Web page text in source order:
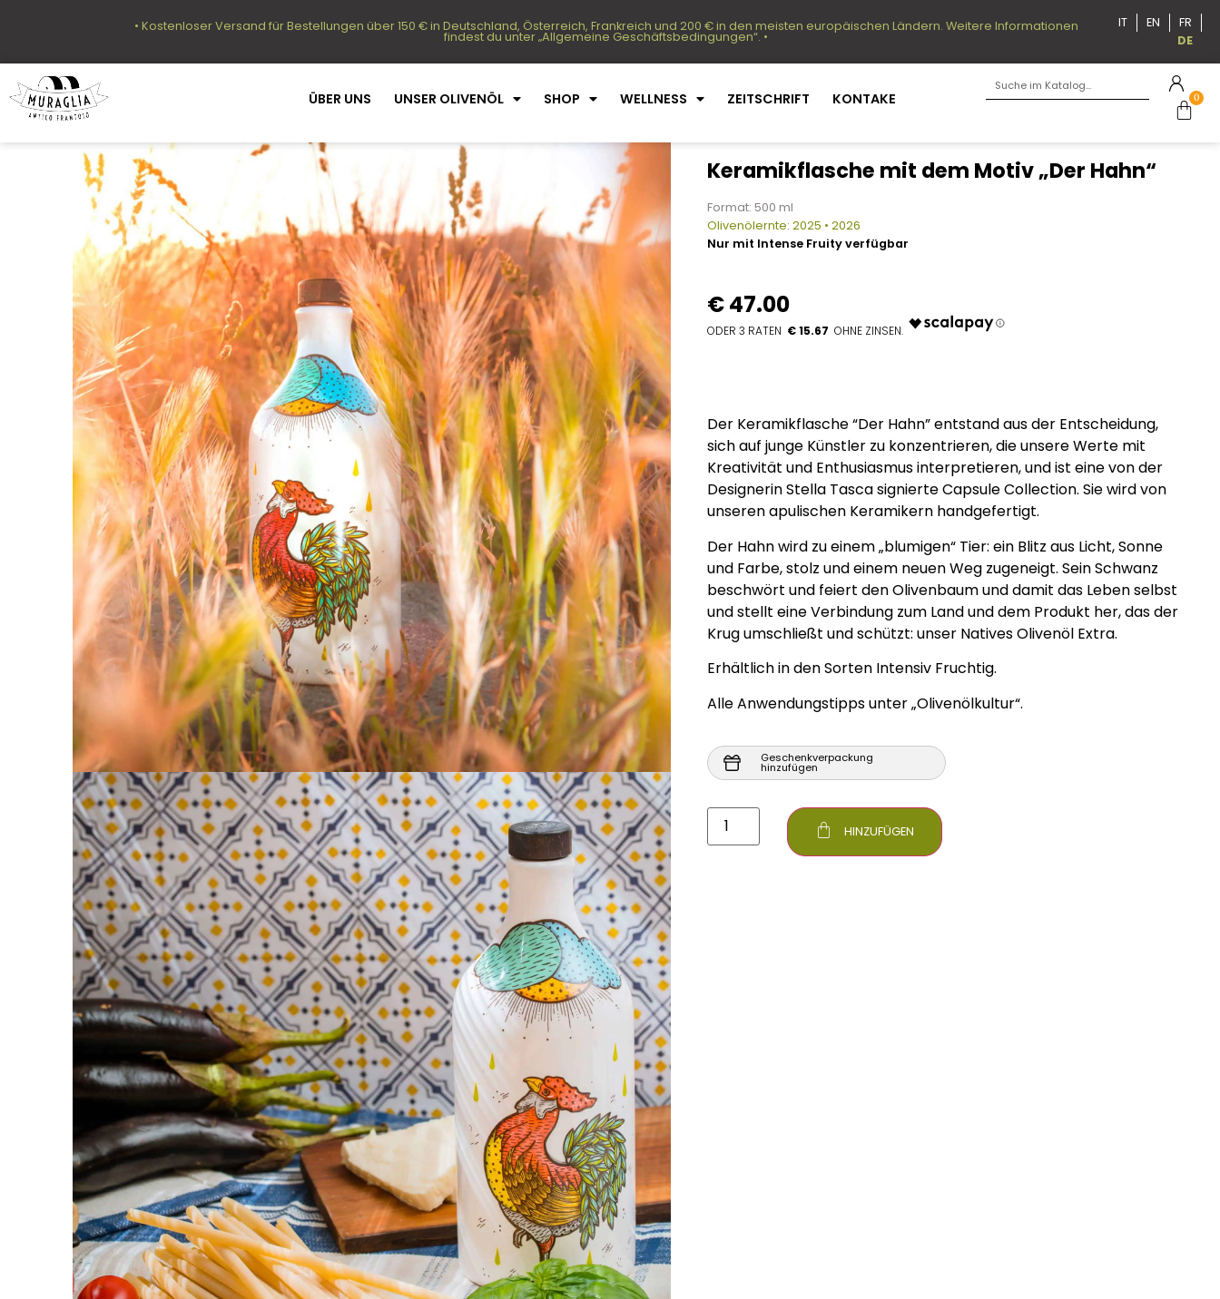
• Kostenloser Versand für Bestellungen über 150 € in Deutschland, Österreich, Frankreich und 200 € in den meisten europäischen Ländern. Weitere Informationen
findest du unter „Allgemeine Geschäftsbedingungen“. •
IT EN
FR
DE
ÜBER UNS UNSER OLIVENÖL SHOP WELLNESS ZEITSCHRIFT KONTAKE 0
Keramikflasche mit dem Motiv „Der Hahn“
Format: 500 ml
Olivenölernte: 2025 • 2026
Nur mit Intense Fruity verfügbar
€47.00
€ 15.67
Der Keramikflasche “Der Hahn” entstand aus der Entscheidung,
sich auf junge Künstler zu konzentrieren, die unsere Werte mit
Kreativität und Enthusiasmus interpretieren, und ist eine von der
Designerin Stella Tasca signierte Capsule Collection. Sie wird von
unseren apulischen Keramikern handgefertigt.
Der Hahn wird zu einem „blumigen“ Tier: ein Blitz aus Licht, Sonne
und Farbe, stolz und einem neuen Weg zugeneigt. Sein Schwanz
beschwört und feiert den Olivenbaum und damit das Leben selbst
und stellt eine Verbindung zum Land und dem Produkt her, das der
Krug umschließt und schützt: unser Natives Olivenöl Extra.
Erhältlich in den Sorten Intensiv Fruchtig.
Alle Anwendungstipps unter „Olivenölkultur“.
Geschenkverpackung
hinzufügen
HINZUFÜGEN